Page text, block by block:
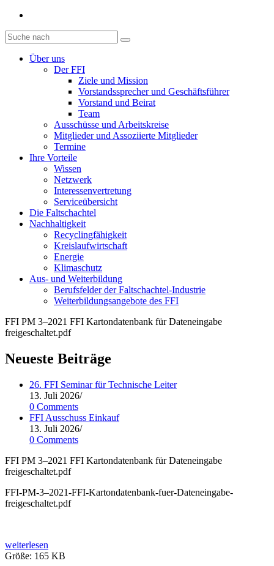
Diese
Website
durchsuchen
Über uns
Der FFI
Ziele und Mission
Vorstandssprecher und Geschäftsführer
Vorstand und Beirat
Team
Ausschüsse und Arbeitskreise
Mitglieder und Assoziierte Mitglieder
Termine
Ihre Vorteile
Wissen
Netzwerk
Interessenvertretung
Serviceübersicht
Die Faltschachtel
Nachhaltigkeit
Recyclingfähigkeit
Kreislaufwirtschaft
Energie
Klimaschutz
Aus- und Weiterbildung
Berufsfelder der Faltschachtel-Industrie
Weiterbildungsangebote des FFI
FFI PM 3–2021 FFI Kartondatenbank für Dateneingabe
freigeschaltet.pdf
Neueste Beiträge
26. FFI Seminar für Technische Leiter
13. Juli 2026/
0 Comments
FFI Ausschuss Einkauf
13. Juli 2026/
0 Comments
FFI PM 3–2021 FFI Kar­ton­da­ten­bank für Daten­ein­ga­be
freigeschaltet.pdf
FFI-PM‑3–2021-FFI-Kartondatenbank-fuer-Dateneingabe-
freigeschaltet.pdf
weiterlesen
Grö­ße: 165 KB